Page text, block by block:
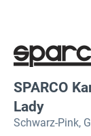
SPARCO
Lady
Schwarz-Pink,